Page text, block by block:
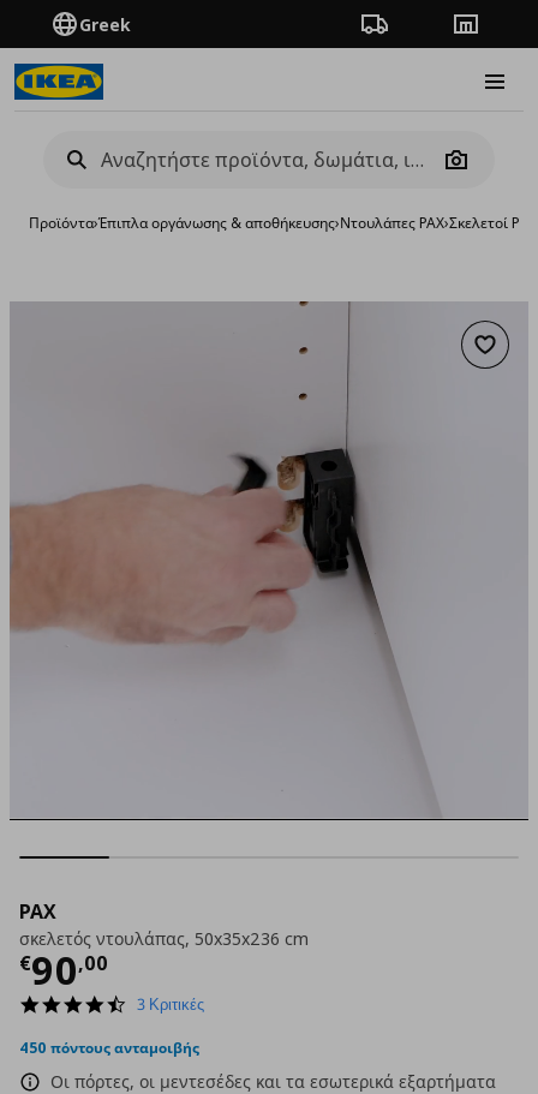
Greek Πορεία παραγγελίας
Camera
Προϊόντα›Έπιπλα οργάνωσης & αποθήκευσης›Ντουλάπες PAX›Σκελετοί PAX
PAX
σκελετός ντουλάπας, 50x35x236 cm
€90,00
Τρέχουσα τιμή
4.7
rating
3 Κριτικές
450 πόντους ανταμοιβής
Οι πόρτες, οι μεντεσέδες και τα εσωτερικά εξαρτήματα